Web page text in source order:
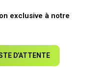
exclusive à notre
D’ATTENTE